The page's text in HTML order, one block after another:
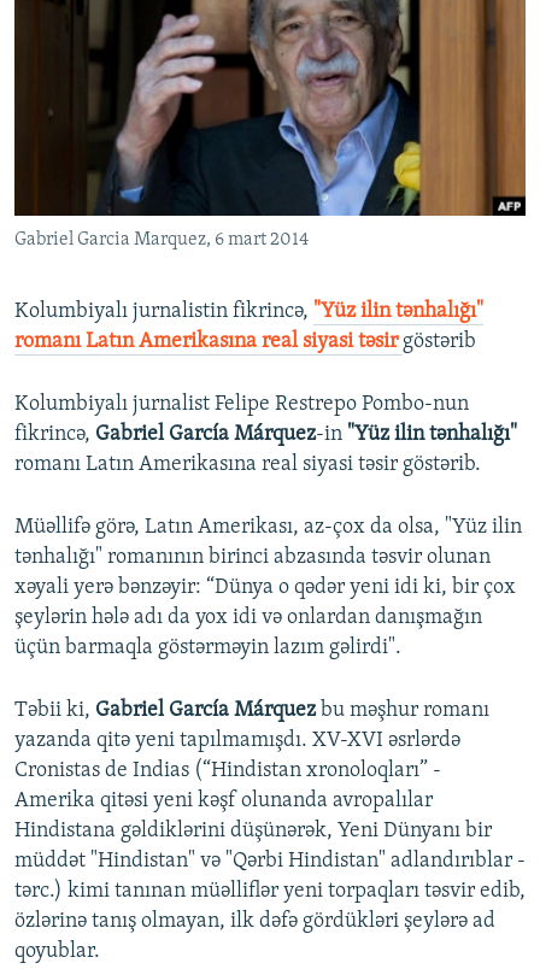
FOTOQALEREYA
İNFOQRAFIKA
KARIKATURA
AZƏRBAYCAN ƏDƏBIYYATI KITABXANASI
İSLAM VƏ DEMOKRATIYA
İZ - MƏDƏNIYYƏT PROQRAMI
HAQQIMIZDA
MISSIYAMIZ
PEŞƏ ETIKASI VƏ JURNALISTIKA STANDARTLARIMIZ
MATERIALLARIMIZDAN ISTIFADƏ
AZADLIQRADIOSU MOBIL TELEFONUNUZDA
XƏBƏR BÜLLETENLƏRIMIZ
RFE/RL-in bütün saytları
Gabriel Garcia Marquez, 6 mart 2014
Kolumbiyalı jurnalistin fikrincə, "Yüz ilin tənhalığı"
romanı Latın Amerikasına real siyasi təsir göstərib
Kolumbiyalı jurnalist Felipe Restrepo Pombo-nun
fikrincə, Gabriel García Márquez-in "Yüz ilin tənhalığı"
romanı Latın Amerikasına real siyasi təsir göstərib.
Müəllifə görə, Latın Amerikası, az-çox da olsa, "Yüz ilin
tənhalığı" romanının birinci abzasında təsvir olunan
xəyali yerə bənzəyir: “Dünya o qədər yeni idi ki, bir çox
şeylərin hələ adı da yox idi və onlardan danışmağın
üçün barmaqla göstərməyin lazım gəlirdi".
Təbii ki, Gabriel García Márquezbu məşhur romanı
yazanda qitə yeni tapılmamışdı. XV-XVI əsrlərdə
Cronistas de Indias (“Hindistan xronoloqları” -
Amerika qitəsi yeni kəşf olunanda avropalılar
Hindistana gəldiklərini düşünərək, Yeni Dünyanı bir
müddət "Hindistan" və "Qərbi Hindistan" adlandırıblar -
tərc.) kimi tanınan müəlliflər yeni torpaqları təsvir edib,
özlərinə tanış olmayan, ilk dəfə gördükləri şeylərə ad
qoyublar.